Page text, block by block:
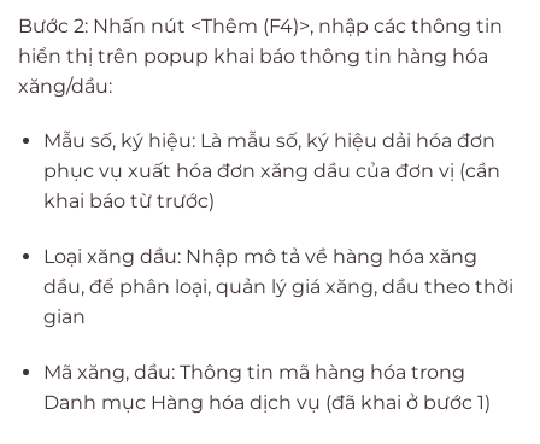
Bước 2: Nhấn nút <Thêm (F4)>, nhập các thông tin
hiển thị trên popup khai báo thông tin hàng hóa
xăng/dầu:
Mẫu số, ký hiệu: Là mẫu số, ký hiệu dải hóa đơn
phục vụ xuất hóa đơn xăng dầu của đơn vị (cần
khai báo từ trước)
Loại xăng dầu: Nhập mô tả về hàng hóa xăng
dầu, để phân loại, quản lý giá xăng, dầu theo thời
gian
Mã xăng, dầu: Thông tin mã hàng hóa trong
Danh mục Hàng hóa dịch vụ (đã khai ở bước 1)